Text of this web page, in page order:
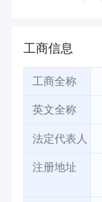
工商信息
工商全称
英文全称
法定代表人
注册地址